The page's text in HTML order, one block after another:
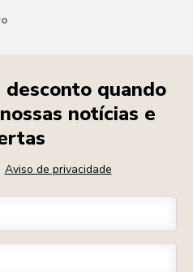
quando
notícias e
Aviso de privacidade